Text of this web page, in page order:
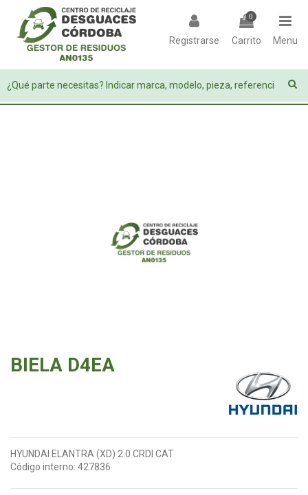
Registrarse
0
Carrito Menu
BIELA D4EA
HYUNDAI ELANTRA (XD) 2.0 CRDI CAT
Código interno: 427836